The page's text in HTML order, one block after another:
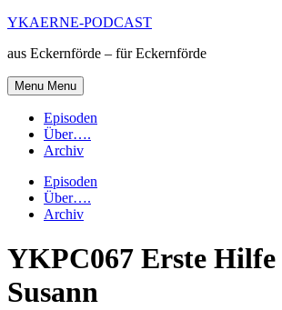
Skip
content
YKAERNE-PODCAST
aus Eckernförde – für Eckernförde
Menu Menu
Episoden
Über….
Archiv
Episoden
Über….
Archiv
YKPC067 Erste
Susann